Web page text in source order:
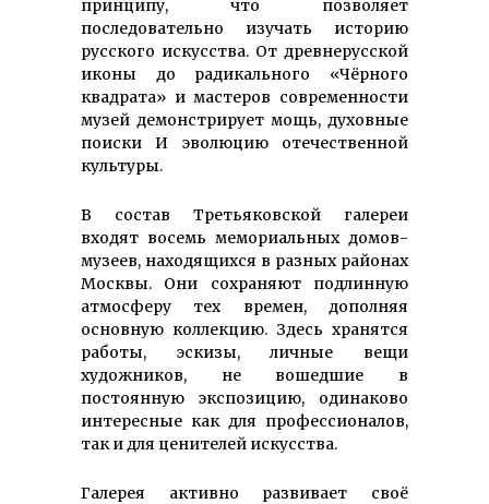
принципу, что позволяет
последовательно изучать историю
русского искусства. От древнерусской
иконы до радикального «Чёрного
квадрата» и мастеров современности
музей демонстрирует мощь, духовные
поиски И эволюцию отечественной
культуры.
B состав Третьяковской галереи
входят восемь мемориальных домов-
музеев, находящихся в разных районах
Москвы. Они сохраняют подлинную
атмосферу тех времен, дополняя
основную коллекцию. Здесь хранятся
работы, эскизы, личные вещи
художников, не вошедшие в
постоянную экспозицию, одинаково
интересные как для профессионалов,
так и для ценителей искусства.
Галерея активно развивает своё